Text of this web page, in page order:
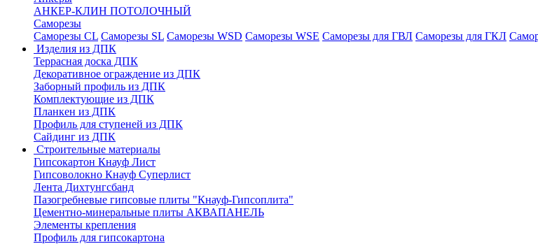
АНКЕР-КЛИН ПОТОЛОЧНЫЙ
Саморезы
Саморезы CL Саморезы SL Саморезы WSD Саморезы WSE Саморезы для ГВЛ Саморезы для ГКЛ
Изделия из ДПК
Террасная доска ДПК
Декоративное ограждение из ДПК
Заборный профиль из ДПК
Комплектующие из ДПК
Планкен из ДПК
Профиль для ступеней из ДПК
Сайдинг из ДПК
Строительные материалы
Гипсокартон Кнауф Лист
Гипсоволокно Кнауф Суперлист
Лента Дихтунгсбанд
Пазогребневые гипсовые плиты "Кнауф-Гипсоплита"
Цементно-минеральные плиты АКВАПАНЕЛЬ
Элементы крепления
Профиль для гипсокартона